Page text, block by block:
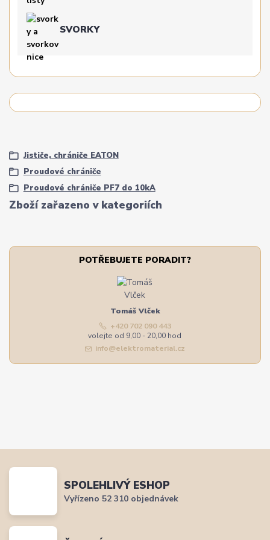
SVORKY
Zboží zařazeno v kategoriích
Jističe, chrániče EATON
Proudové chrániče
Proudové chrániče PF7 do 10kA
POTŘEBUJETE PORADIT?
Tomáš Vlček
+420 702 090 443
volejte od 9,00 - 20,00 hod
info@elektromaterial.cz
SPOLEHLIVÝ ESHOP
Vyřízeno 52 310 objednávek